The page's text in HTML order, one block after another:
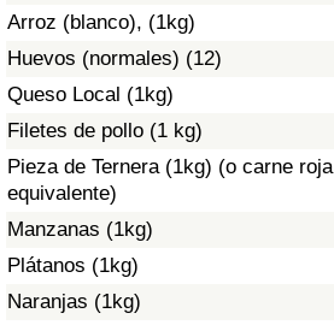
Arroz (blanco), (1kg)
Huevos (normales) (12)
Queso Local (1kg)
Filetes de pollo (1 kg)
Pieza de Ternera (1kg) (o carne roja
equivalente)
Manzanas (1kg)
Plátanos (1kg)
Naranjas (1kg)
Índice de Sanidad (Actual)
Índice de Sanidad
Índice de Sanidad por País
Contaminación
Índice de Contaminación (Actual)